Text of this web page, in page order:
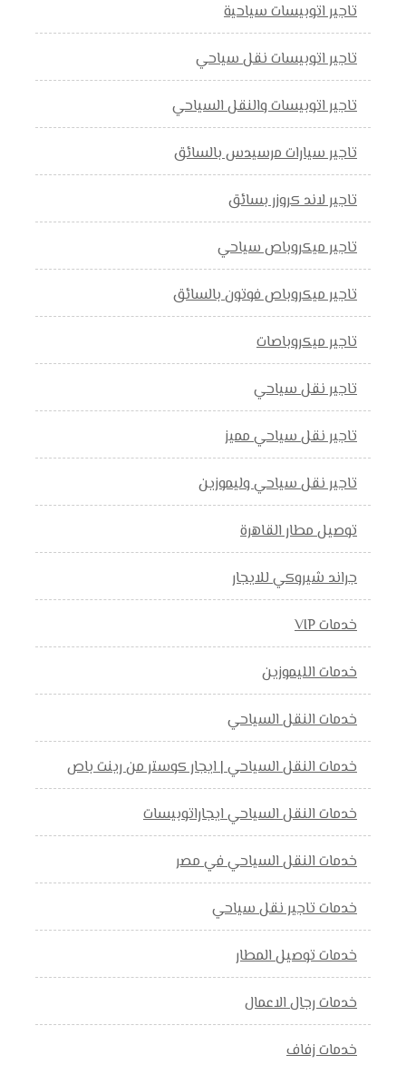
تاجير اتوبيسات سياحية
تاجير اتوبيسات نقل سياحي
تاجير اتوبيسات والنقل السياحي
تاجير سيارات مرسيدس بالسائق
تاجير لاند كروزر بسائق
تاجير ميكروباص سياحي
تاجير ميكروباص فوتون بالسائق
تاجير ميكروباصات
تاجير نقل سياحي
تاجير نقل سياحي مميز
تاجير نقل سياحي وليموزين
توصيل مطار القاهرة
جراند شيروكي للايجار
خدمات VIP
خدمات الليموزين
خدمات النقل السياحي
خدمات النقل السياحي | ايجار كوستر من رينت باص
خدمات النقل السياحي ايجاراتوبيسات
خدمات النقل السياحي في مصر
خدمات تاجير نقل سياحي
خدمات توصيل المطار
خدمات رجال الاعمال
خدمات زفاف